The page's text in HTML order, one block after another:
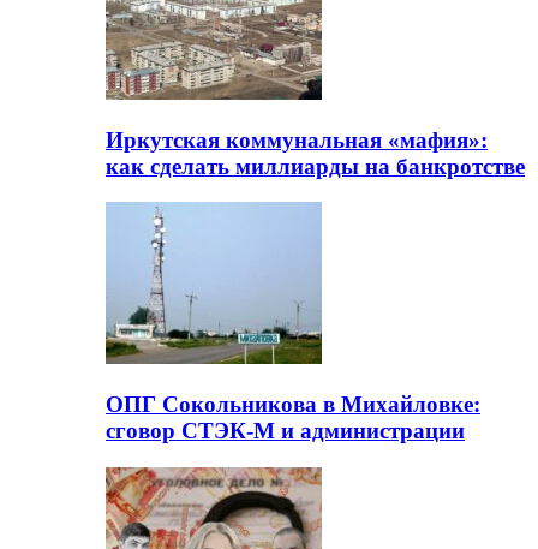
Иркутская коммунальная «мафия»:
как сделать миллиарды на банкротстве
ОПГ Сокольникова в Михайловке:
сговор СТЭК-М и администрации